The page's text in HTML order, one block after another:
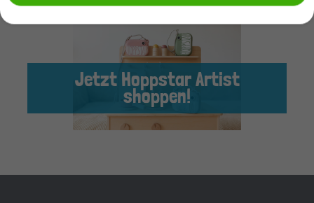
Jetzt Hoppstar Artist
shoppen!